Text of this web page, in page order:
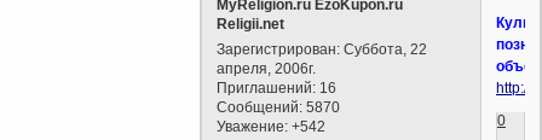
MyReligion.ru EzoKupon.ru
Religii.net
Зарегистрирован: Суббота, 22
апреля, 2006г.
Приглашений: 16
Сообщений: 5870
Уважение: +542
http://
0